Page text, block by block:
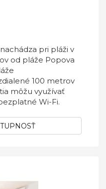
pri pláži v
od pláže Popova
100 metrov
môžu využívať
Wi-Fi.